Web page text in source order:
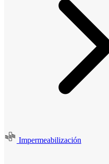
Impermeabilización